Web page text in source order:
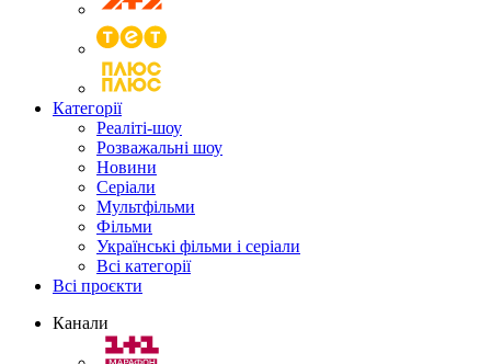
Категорії
Реаліті-шоу
Розважальні шоу
Новини
Серіали
Мультфільми
Фільми
Українські фільми і серіали
Всі категорії
Всі проєкти
Канали